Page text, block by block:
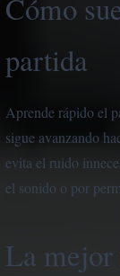
Cómo
partida
Aprende rápido el
sigue avanzando
evita el ruido
el sonido o por
La